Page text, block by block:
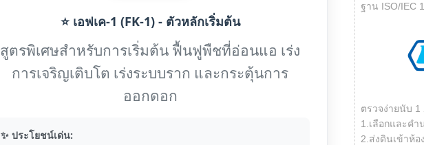
⭐ เอฟเค-1 (FK-1) - ตัวหลักเริ่มต้น
สูตรพิเศษสำหรับการเริ่มต้น ฟื้นฟูพืชที่อ่อนแอ เร่ง
การเจริญเติบโต เร่งระบบราก และกระตุ้นการ
ออกดอก
✨ ประโยชน์เด่น:
ฐาน ISO/IEC
ตรวจง่ายนับ 1
1.เลือกและค
2.ส่งดินเข้าห้